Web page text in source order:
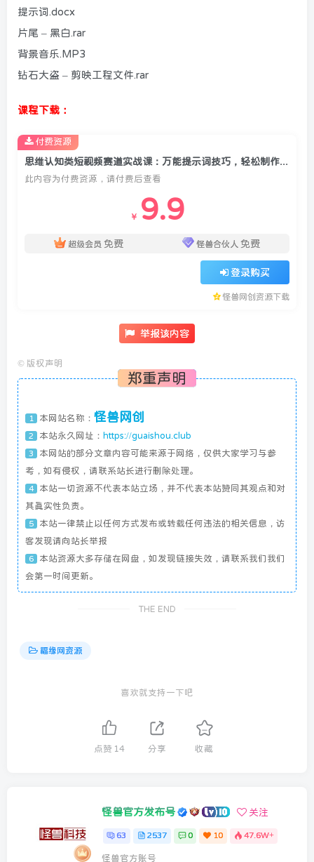
提示词.docx
片尾 – 黑白.rar
背景音乐.MP3
钻石大盗 – 剪映工程文件.rar
课程下载：
此内容为付费资源，请付费后查看
￥ 9.9
超级会员 免费 怪兽合伙人 免费
登录购买
怪兽网创资源下载
付费资源
举报该内容
© 版权声明
郑重声明
1 本网站名称： 怪兽网创
2 本站永久网址： https://guaishou.club
3
本网站的部分文章内容可能来源于网络，仅供大家学习与参
考，如有侵权，请联系站长进行删除处理。
4
本站一切资源不代表本站立场，并不代表本站赞同其观点和对
其真实性负责。
5
本站一律禁止以任何方式发布或转载任何违法的相关信息，访
客发现请向站长举报
6
本站资源大多存储在网盘，如发现链接失效，请联系我们我们
会第一时间更新。
THE END
福缘网资源
喜欢就支持一下吧
点赞 14 分享 收藏
怪兽官方发布号 关注
63 2537 0 10 47.6W+
怪兽官方账号